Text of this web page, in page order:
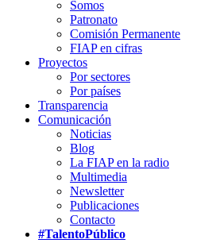
Somos
Patronato
Comisión Permanente
FIAP en cifras
Proyectos
Por sectores
Por países
Transparencia
Comunicación
Noticias
Blog
La FIAP en la radio
Multimedia
Newsletter
Publicaciones
Contacto
#TalentoPúblico